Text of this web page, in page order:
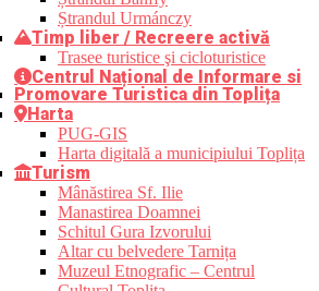
Ștrandul Urmánczy
Timp liber / Recreere activă
Trasee turistice şi cicloturistice
Centrul Național de Informare si
Promovare Turistica din Toplița
Harta
PUG-GIS
Harta digitală a municipiului Toplița
Turism
Mânăstirea Sf. Ilie
Manastirea Doamnei
Schitul Gura Izvorului
Altar cu belvedere Tarnița
Muzeul Etnografic – Centrul